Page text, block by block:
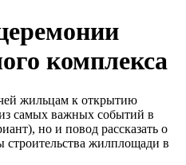
комплекса
жильцам к открытию
самых важных событий в
но и повод рассказать о
строительства жилплощади в